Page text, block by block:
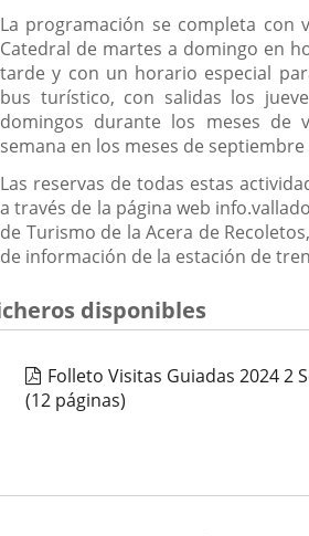
La programación se completa con
Catedral de martes a domingo en
tarde y con un horario especial
bus turístico, con salidas los
domingos durante los meses de
semana en los meses de
Las reservas de todas estas
a través de la página web
de Turismo de la Acera de
de información de la estación de
disponibles
Folleto Visitas Guiadas 2024 2
(12 páginas)